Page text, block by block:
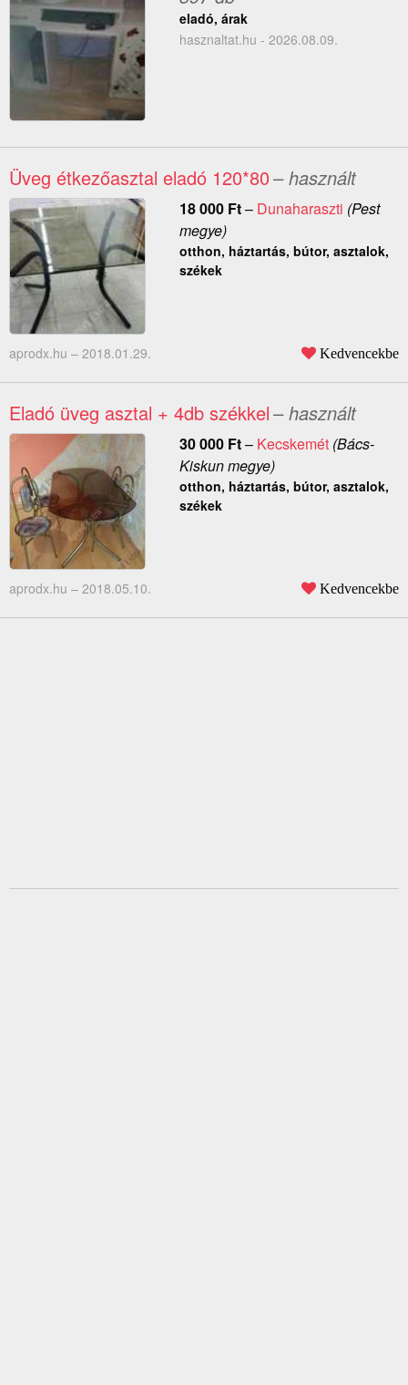
eladó, árak
hasznaltat.hu - 2026.08.09.
Üveg étkezőasztal eladó 120*80– használt
18 000 Ft– Dunaharaszti (Pest
megye)
otthon, háztartás, bútor, asztalok,
székek
aprodx.hu – 2018.01.29. Kedvencekbe
Eladó üveg asztal + 4db székkel– használt
30 000 Ft– Kecskemét(Bács-
Kiskun megye)
otthon, háztartás, bútor, asztalok,
székek
aprodx.hu – 2018.05.10. Kedvencekbe